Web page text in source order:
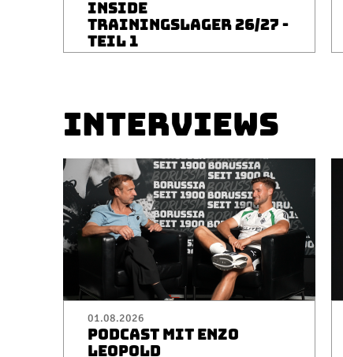
INSIDE
TRAININGSLAGER 26/27 -
TEIL 1
INTERVIEWS
01.08.2026
PODCAST MIT ENZO
LEOPOLD